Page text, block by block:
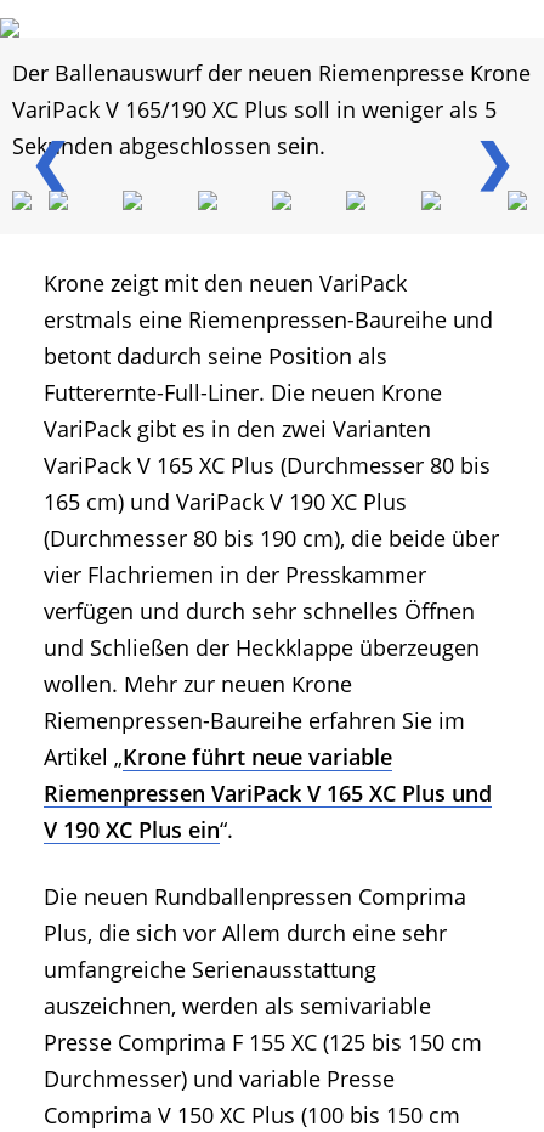
❮ ❯
Der Ballenauswurf der neuen Riemenpresse Krone
VariPack V 165/190 XC Plus soll in weniger als 5
Sekunden abgeschlossen sein.
Krone zeigt mit den neuen VariPack
erstmals eine Riemenpressen-Baureihe und
betont dadurch seine Position als
Futterernte-Full-Liner. Die neuen Krone
VariPack gibt es in den zwei Varianten
VariPack V 165 XC Plus (Durchmesser 80 bis
165 cm) und VariPack V 190 XC Plus
(Durchmesser 80 bis 190 cm), die beide über
vier Flachriemen in der Presskammer
verfügen und durch sehr schnelles Öffnen
und Schließen der Heckklappe überzeugen
wollen. Mehr zur neuen Krone
Riemenpressen-Baureihe erfahren Sie im
Artikel „Krone führt neue variable
Riemenpressen VariPack V 165 XC Plus und
V 190 XC Plus ein“.
Die neuen Rundballenpressen Comprima
Plus, die sich vor Allem durch eine sehr
umfangreiche Serienausstattung
auszeichnen, werden als semivariable
Presse Comprima F 155 XC (125 bis 150 cm
Durchmesser) und variable Presse
Comprima V 150 XC Plus (100 bis 150 cm